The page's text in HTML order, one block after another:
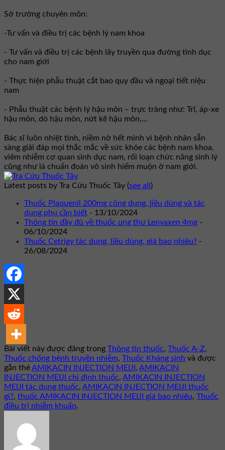
Sở trưởng chuyên môn:
-Tư vấn và điều trị các bệnh lý nam khoa
- Tư vấn và điều trị các bệnh lây truyền qua đường tình dục
cho nam giới
- Thực hiện phẫu thuật cắt bao quy đầu và ngoại tiết niệu
nam
- Phẫu thuật các bệnh lý hậu môn – trực tràng như: Trĩ, áp-xe
hậu môn, dò hậu môn, nứt kẽ hậu môn,...
Bác sĩ luôn nhiệt tình, niềm nở hết mình vì bệnh nhân sẵn
sàng giải đáp mọi thắc mắc về sức khỏe các bệnh nam khoa,
viêm nhiễm cơ quan sinh dục nam, rối loạn chức năng sinh lý
cũng như là chuẩn đoán vô sinh hiếm muộn ở nam giới.
Latest posts by Tra Cứu Thuốc Tây (see all )
Thuốc Plaquenil 200mg công dụng, liều dùng và tác
dụng phụ cần biết - 13/10/2024
Thông tin đầy đủ về thuốc ung thư Lenvaxen 4mg -
06/10/2024
Thuốc Cetrigy tác dụng, liều dùng, giá bao nhiêu? -
26/08/2024
Bài viết này được đăng trong Thông tin thuốc, Thuốc A-Z,
Thuốc chống bệnh truyền nhiễm, Thuốc Kháng sinh và được
gắn thẻAMIKACIN INJECTION MEIJI , AMIKACIN
INJECTION MEIJI chỉ định thuốc, AMIKACIN INJECTION
MEIJI tác dụng thuốc, AMIKACIN INJECTION MEIJI thuốc
gì?, thuốc AMIKACIN INJECTION MEIJI giá bao nhiêu, Thuốc
điều trị nhiễm khuẩn.